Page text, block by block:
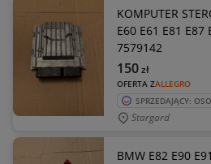
KOMPUTER
E60 E61 E81
7579142
OFERTA ZALLEGRO
150zł
SPRZEDAJĄCY:
Stargard
BMW E82 E90